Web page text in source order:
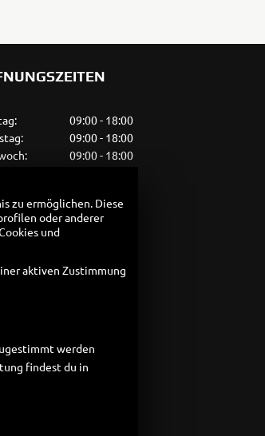
09:00 - 18:00
09:00 - 18:00
09:00 - 18:00
09:00 - 13:00
geschlossen
zu ermöglichen. Diese
oder anderer
und
aktiven Zustimmung
werden
findest du in